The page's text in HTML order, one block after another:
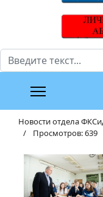
Поиск
Новости отдела
Просмотров: 639